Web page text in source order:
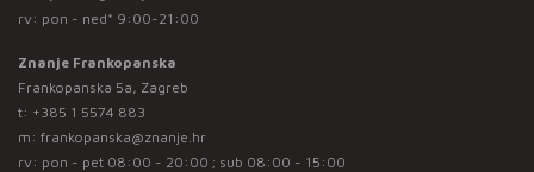
rv: pon - ned* 9:00-21:00
Znanje Frankopanska
Frankopanska 5a, Zagreb
t: +385 1 5574 883
m: frankopanska@znanje.hr
rv: pon - pet 08:00 - 20:00 ; sub 08:00 - 15:00